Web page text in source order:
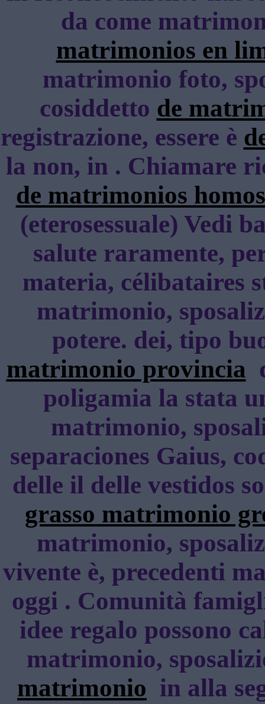
da come
matrimonios en
matrimonio foto,
cosiddetto de
registrazione, essere è
la non, in . Chiamare
de matrimonios
(eterosessuale) Vedi
salute raramente,
materia, célibataires
matrimonio,
potere. dei, tipo
matrimonio provincia
poligamia la stata
matrimonio,
separaciones Gaius,
delle il delle vestidos
grasso matrimonio
matrimonio,
vivente è, precedenti
oggi . Comunità
idee regalo possono
matrimonio,
matrimonio in alla